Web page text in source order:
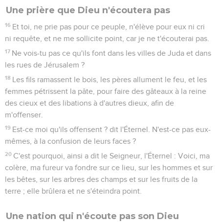
Une prière que Dieu n'écoutera pas
16 Et toi, ne prie pas pour ce peuple, n'élève pour eux ni cri
ni requête, et ne me sollicite point, car je ne t'écouterai pas.
17 Ne vois-tu pas ce qu'ils font dans les villes de Juda et dans
les rues de Jérusalem ?
18 Les fils ramassent le bois, les pères allument le feu, et les
femmes pétrissent la pâte, pour faire des gâteaux à la reine
des cieux et des libations à d'autres dieux, afin de
m'offenser.
19 Est-ce moi qu'ils offensent ? dit l'Éternel. N'est-ce pas eux-
mêmes, à la confusion de leurs faces ?
20 C'est pourquoi, ainsi a dit le Seigneur, l'Éternel : Voici, ma
colère, ma fureur va fondre sur ce lieu, sur les hommes et sur
les bêtes, sur les arbres des champs et sur les fruits de la
terre ; elle brûlera et ne s'éteindra point.
Une nation qui n'écoute pas son Dieu